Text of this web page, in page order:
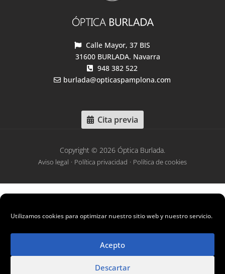
Utilizamos cookies para optimizar nuestro sitio web y nuestro servicio.
Acepto
Descartar
Calle Mayor, 37 BIS
31600 BURLADA. Navarra
948 382 522
burlada@opticaspamplona.com
Cita previa
Copyright © 2026 Óptica Burlada.
Aviso legal · Política privacidad · Política de cookies
promoción del empleo autónomo”
sustatzeko”